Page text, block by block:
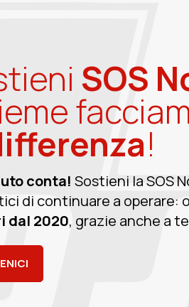
SOS
!
conta! Sostieni la SOS
di continuare a operare:
dal 2020, grazie anche a